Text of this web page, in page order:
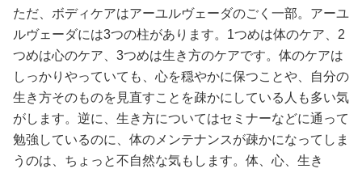
ただ、ボディケアはアーユルヴェーダのごく一部。アーユ
ルヴェーダには3つの柱があります。1つめは体のケア、2
つめは心のケア、3つめは生き方のケアです。体のケアは
しっかりやっていても、心を穏やかに保つことや、自分の
生き方そのものを見直すことを疎かにしている人も多い気
がします。逆に、生き方についてはセミナーなどに通って
勉強しているのに、体のメンテナンスが疎かになってしま
うのは、ちょっと不自然な気もします。体、心、生き